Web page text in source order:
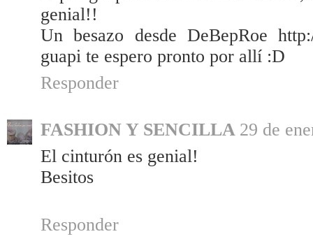
genial!!
Un besazo desde DeBepRoe
guapi te espero pronto por allí :D
Responder
FASHION Y SENCILLA 29 de
El cinturón es genial!
Besitos
Responder